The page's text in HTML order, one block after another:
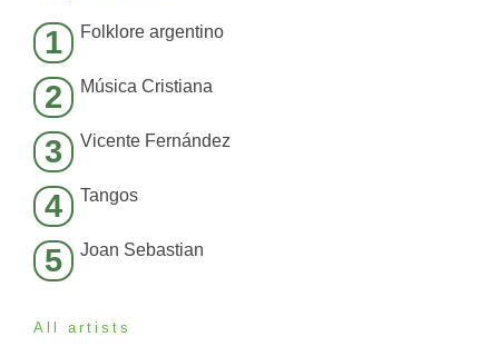
1 Folklore argentino
2 Música Cristiana
3 Vicente Fernández
4 Tangos
5 Joan Sebastian
All artists